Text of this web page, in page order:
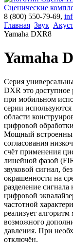
Сценические
8 (800) 550-79-69,
Главная Звук
Yamaha DXR8
Yamaha
Серия
DXR это доступное
при мобильном
серии
области
цифровой
Мощный встроенный
согласования
счёт применения
линейной фазой
звуковой сигнал,
окрашенности на
разделение
цифровой
частотной
реализует
возможного
давления. При
отключён.